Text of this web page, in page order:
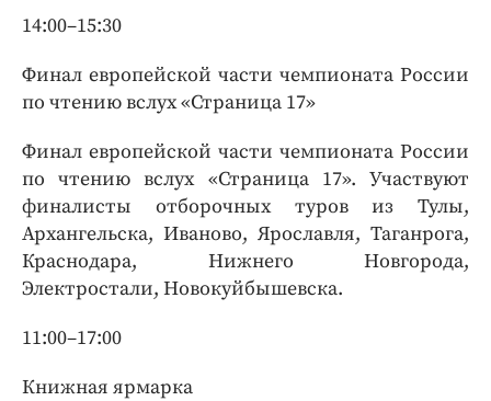
14:00–15:30
Финал европейской части чемпионата России
по чтению вслух «Страница 17»
Финал европейской части чемпионата России
по чтению вслух «Страница 17». Участвуют
финалисты отборочных туров из Тулы,
Архангельска, Иваново, Ярославля, Таганрога,
Краснодара, Нижнего Новгорода,
Электростали, Новокуйбышевска.
11:00–17:00
Книжная ярмарка